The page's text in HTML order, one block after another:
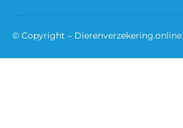
© Copyright – Dierenverzekering.online